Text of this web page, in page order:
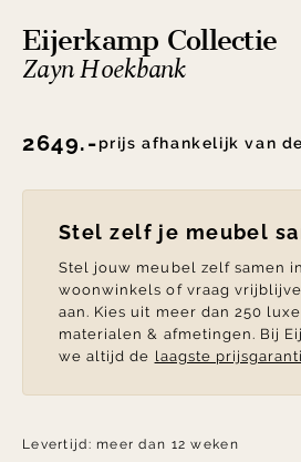
Eijerkamp Collectie
Zayn Hoekbank
2649.-prijs afhankelijk van
Stel zelf je meubel
Stel jouw meubel zelf samen
woonwinkels of vraag
aan. Kies uit meer dan 250
materialen & afmetingen. Bij
we altijd de laagste
Levertijd: meer dan 12 weken